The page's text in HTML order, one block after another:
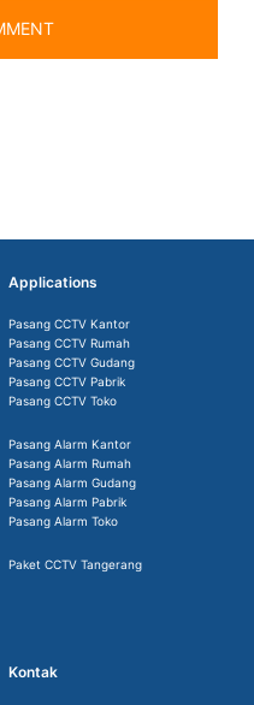
Applications
Pasang CCTV Kantor
Pasang CCTV Rumah
Pasang CCTV Gudang
Pasang CCTV Pabrik
Pasang CCTV Toko
Pasang Alarm Kantor
Pasang Alarm Rumah
Pasang Alarm Gudang
Pasang Alarm Pabrik
Pasang Alarm Toko
Paket CCTV Tangerang
Kontak